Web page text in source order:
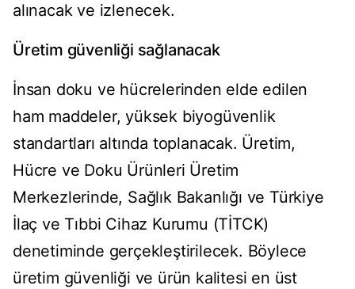
alınacak ve izlenecek.
Üretim güvenliği sağlanacak
İnsan doku ve hücrelerinden elde edilen
ham maddeler, yüksek biyogüvenlik
standartları altında toplanacak. Üretim,
Hücre ve Doku Ürünleri Üretim
Merkezlerinde, Sağlık Bakanlığı ve Türkiye
İlaç ve Tıbbi Cihaz Kurumu (TİTCK)
denetiminde gerçekleştirilecek. Böylece
üretim güvenliği ve ürün kalitesi en üst